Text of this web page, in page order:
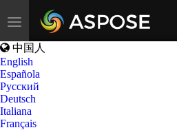
Toggle
navigation
中国人
English
Española
Русский
Deutsch
Italiana
Français